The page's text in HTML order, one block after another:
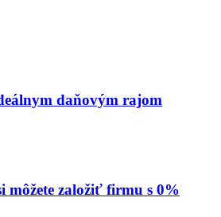
daňovým rajom
môžete založiť firmu s 0%